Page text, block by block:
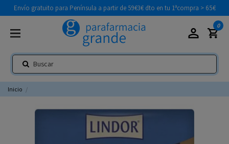
Envío gratuito para Península a partir de 59€3€ dto en tu 1ªcompra > 65€
0
Inicio